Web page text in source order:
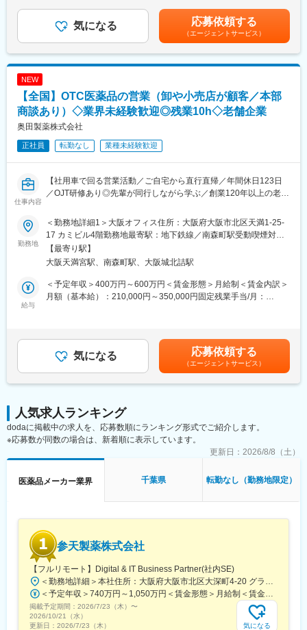
当社は創業100年以上の安定企業で、1916年に国内で初めてカフ
ェインの抽出に成功しました。以来、医薬品原薬製造を中心に事
業を展開し、多くの製薬会社と取引があります。また、多くの特
います。現在は新たに創薬にも挑戦しており、国内外の大学や研
の開発で培った技術を活かし、天然素材の開発や健康食品の受託
製造にも注力しています。共同研究を通じて、伝統的に食されて
きた食品の有効性と安全性を確認した商品を提供しています。
・海外案件およびライセンス案件の進行管理
・営業、製造、品質、顧客など社内外関係者との調整および折衝
・契約条件、供給条件などの整理・論点整理、課題抽出
本的には都内勤務になります)
■扱うサービス
品や、グループ企業と連携したライセンスビジネスが主な対象で
■組織構成
国際事業部門内にて、営業、技術、品質管理と密接に連携し、チ
■業務の魅力
グローバルな市場で自社製品の価値を広める醍醐味があり、多様
な関係者と協働しながらプロジェクトを推進する経験が積めま
長へ直結するやりがいがあります。
■就業環境
完全週休2日制・年間休日125日・在宅勤務制度あり。残業は業務
■想定されるキャリアパス
事業開発やプロジェクトマネジメントのスペシャリストとして成
長でき、将来的にはグローバル戦略立案やマネジメントへのキャ
■企業の特徴/魅力
し、グループ一体となったバリューチェーンを構築。挑戦・多様
性を尊重する風土と安定した事業基盤が魅力です。
変更の範囲：会社の定める業務
上下する可能性があります。月給(月額)は固定手当を含めた表記で
す。
気になる 応募依頼する
（エージェントサービス）
NEW
【全国】OTC医薬品の営業（卸や小売店が顧客／本部
商談あり）◇業界未経験歓迎◎残業10h◇老舗企業
奥田製薬株式会社
正社員 転勤なし 業種未経験歓迎
仕事内容
【社用車で回る営業活動／ご自宅から直行直帰／年間休日123日
／OJT研修あり◎先輩が同行しながら学ぶ／創業120年以上の老舗
■業務内容：
医薬品卸やドラッグストア本部に対し、OTC医薬品の新商品提案
や販売促進施策の企画・提案営業をお任せします。
営業先は既存取引先が主となりますが、新規先開拓も積極的に行
います。
・販売促進施策の企画・提案
・本部バイヤーとの商談・関係構築
＜取扱商材＞
現在はOTC医薬品が中心で、内服固形剤（鎮痛薬など）、外用剤
（点鼻薬、虫刺され薬など）のNB品・PB品を取り扱っていま
可能性もあります。
します。
新規開拓営業をお任せします。
■入社後の流れ：
配属部署にてOJTを開始し、先輩社員との商談同行や引継ぎを通
じて、担当顧客や営業活動について理解を深めていただきます。
独り立ちの時期は一律ではなく、習熟度や経験に応じて判断する
ため、安心して業務に取り組める環境です。
勤務地
＜勤務地詳細1＞大阪オフィス住所：大阪府大阪市北区天満1-25-
17 カミビル4階勤務地最寄駅：地下鉄線／南森町駅受動喫煙対
策：敷地内全面禁煙＜勤務地詳細2＞全国住所：自宅から直行直帰
です 受動喫煙対策：屋内全面禁煙変更の範囲：無
【最寄り駅】
大阪天満宮駅、南森町駅、大阪城北詰駅
給与
＜予定年収＞400万円～600万円＜賃金形態＞月給制＜賃金内訳＞
月額（基本給）：210,000円～350,000円固定残業手当/月：
給与詳細は、あくまでも目安の金額であり、選考を通じて上下す
る可能性があります。■昇給：年1回（0.50％～1.00％）■賞与：
年2回（計3ヵ月分以上）賃金はあくまでも目安の金額であり、選
考を通じて上下する可能性があります。月給(月額)は固定手当を含
気になる 応募依頼する
（エージェントサービス）
人気求人ランキング
dodaに掲載中の求人を、応募数順にランキング形式でご紹介します。
※応募数が同数の場合は、新着順に表示しています。
更新日： 2026/8/8（土）
医薬品メーカー業界 千葉県 転勤なし（勤務地限定）
参天製薬株式会社
【フルリモート】Digital & IT Business Partner(社内SE)
＜勤務地詳細＞本社住所：大阪府大阪市北区大深町4-20 グランフロント大阪タワーA25F勤務地最寄駅：JR各線／大阪駅受動喫煙対策：屋内全面禁煙変更の範囲：会社の定める事業所（リモートワーク含む）
＜予定年収＞740万円～1,050万円＜賃金形態＞月給制＜賃金内訳＞月額（基本給）：540,000円～770,000円＜月給＞540,000円～770,000円＜昇給有無＞有＜残業手当＞有＜給与補足＞※経験・能力等を考慮の上、当社規定により決定します。■賞与：年1回支給■基本給改定：年1回（4月）賃金はあくまでも目安の金額であり、選考を通じて上下する可能性があります。月給(月額)は固定手当を含めた表記です。
掲載予定期間： 2026/7/23（木） 〜
2026/10/21（水）
更新日： 2026/7/23（木） 気になる